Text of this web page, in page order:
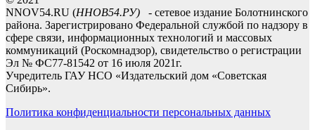
NNOV54.RU (ННОВ54.РУ) - сетевое издание Болотнинского
района. Зарегистрировано Федеральной службой по надзору в
сфере связи, информационных технологий и массовых
коммуникаций (Роскомнадзор), свидетельство о регистрации
Эл № ФС77-81542 от 16 июля 2021г.
Учредитель ГАУ НСО «Издательский дом «Советская
Сибирь».
Политика конфиденциальности персональных данных